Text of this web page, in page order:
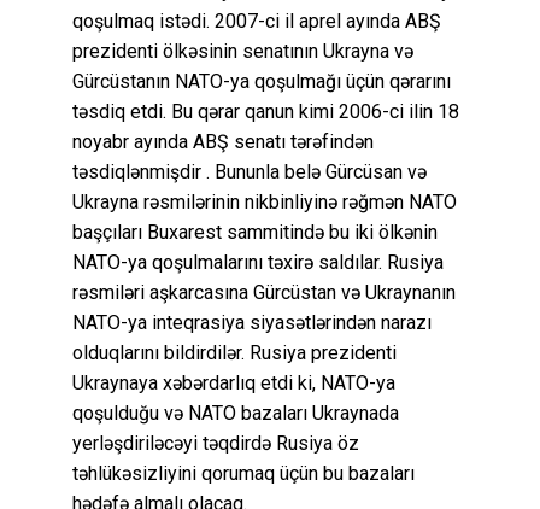
qoşulmaq istədi. 2007-ci il aprel ayında ABŞ
prezidenti ölkəsinin senatının Ukrayna və
Gürcüstanın NATO-ya qoşulmağı üçün qərarını
təsdiq etdi. Bu qərar qanun kimi 2006-ci ilin 18
noyabr ayında ABŞ senatı tərəfindən
təsdiqlənmişdir . Bununla belə Gürcüsan və
Ukrayna rəsmilərinin nikbinliyinə rəğmən NATO
başçıları Buxarest sammitində bu iki ölkənin
NATO-ya qoşulmalarını təxirə saldılar. Rusiya
rəsmiləri aşkarcasına Gürcüstan və Ukraynanın
NATO-ya inteqrasiya siyasətlərindən narazı
olduqlarını bildirdilər. Rusiya prezidenti
Ukraynaya xəbərdarlıq etdi ki, NATO-ya
qoşulduğu və NATO bazaları Ukraynada
yerləşdiriləcəyi təqdirdə Rusiya öz
təhlükəsizliyini qorumaq üçün bu bazaları
hədəfə almalı olacaq.